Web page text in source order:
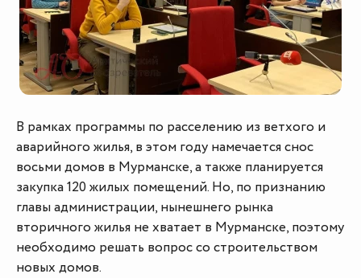
В рамках программы по расселению из ветхого и
аварийного жилья, в этом году намечается снос
восьми домов в Мурманске, а также планируется
закупка 120 жилых помещений. Но, по признанию
главы администрации, нынешнего рынка
вторичного жилья не хватает в Мурманске, поэтому
необходимо решать вопрос со строительством
новых домов.